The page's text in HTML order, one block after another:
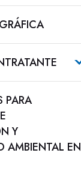
PARA
Y
AMBIENTAL EN